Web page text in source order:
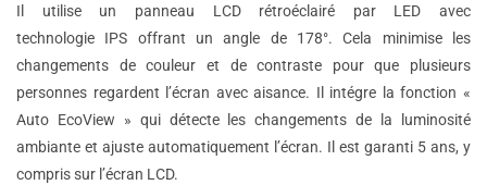
Il utilise un panneau LCDrétroéclairé par LED avec
technologie IPS offrant un angle de 178°. Cela minimise les
changements de couleur et de contraste pour que plusieurs
personnes regardent l’écran avec aisance. Il intégre la fonction «
Auto EcoView » qui détecte les changements de la luminosité
ambiante et ajuste automatiquement l’écran. Il est garanti 5 ans, y
compris sur l’écran LCD.